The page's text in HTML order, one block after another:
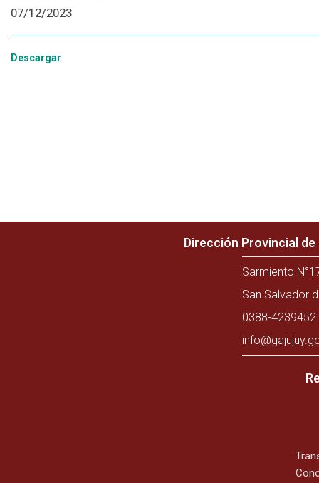
07/12/2023
Descargar
Dirección Provincial
Sarmiento
San Salvador
0388-